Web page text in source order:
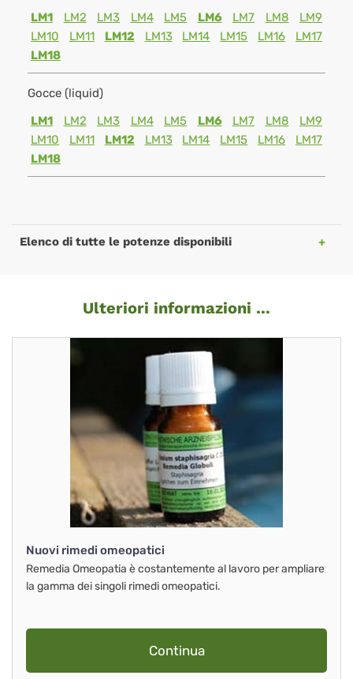
LM1
LM2 LM3 LM4 LM5 LM6 LM7 LM8
LM9
LM10
LM11 LM12 LM13 LM14 LM15 LM16
LM17
LM18
Gocce (liquid)
LM1
LM2 LM3 LM4 LM5 LM6 LM7 LM8
LM9
LM10
LM11 LM12 LM13 LM14 LM15 LM16
LM17
LM18
Elenco di tutte le potenze disponibili
Ulteriori informazioni ...
Nuovi rimedi omeopatici
Remedia Omeopatia è costantemente al lavoro per ampliare
la gamma dei singoli rimedi omeopatici.
Continua